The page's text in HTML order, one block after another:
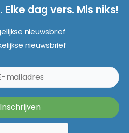
dag vers. Mis niks!
nieuwsbrief
nieuwsbrief